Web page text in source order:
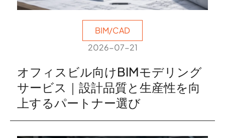
BIM/CAD
2026-07-21
オフィスビル向けBIMモデリング
サービス｜設計品質と生産性を向
上するパートナー選び